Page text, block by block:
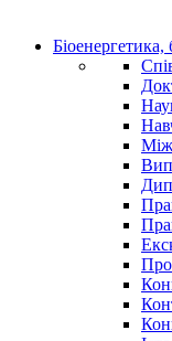
Біоенергетика,